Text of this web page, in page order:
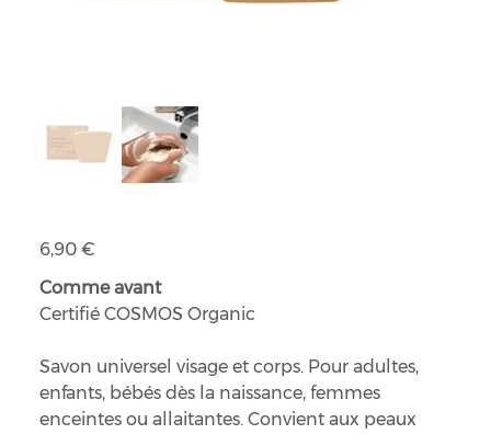
Prix
6,90 €
Comme avant
Certifié COSMOS Organic
Savon universel visage et corps. Pour adultes,
enfants, bébés dès la naissance, femmes
enceintes ou allaitantes. Convient aux peaux